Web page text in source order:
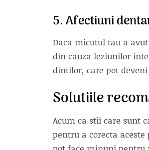
5. Afectiuni
Daca micutul tau a
din cauza leziunilor
dintilor, care pot
Solutiile
Acum ca stii care sunt
pentru a corecta